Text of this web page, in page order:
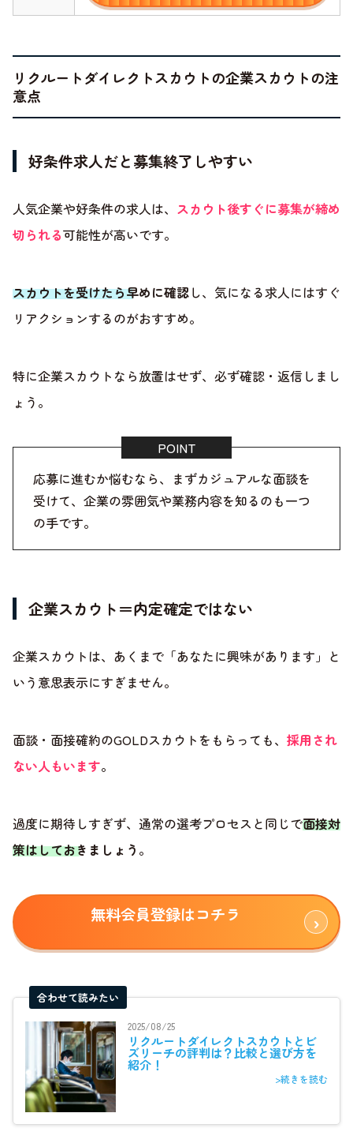
リクルートダイレクトスカウトの企業スカウトの注
意点
好条件求人だと募集終了しやすい
人気企業や好条件の求人は、 スカウト後すぐに募集が締め
切られる可能性が高いです。
スカウトを受けたら早めに確認し、気になる求人にはすぐ
リアクションするのがおすすめ。
特に企業スカウトなら放置はせず、必ず確認・返信しまし
ょう。
応募に進むか悩むなら、まずカジュアルな面談を
受けて、企業の雰囲気や業務内容を知るのも一つ
の手です。
企業スカウト＝内定確定ではない
企業スカウトは、あくまで「あなたに興味があります」と
いう意思表示にすぎません。
面談・面接確約のGOLDスカウトをもらっても、 採用され
ない人もいます。
過度に期待しすぎず、通常の選考プロセスと同じで面接対
策はしておきましょう 。
無料会員登録はコチラ
合わせて読みたい
2025/08/25
リクルートダイレクトスカウトとビ
ズリーチの評判は？比較と選び方を
紹介！
>続きを読む